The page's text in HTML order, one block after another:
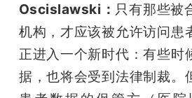
Oscislawski： 只有那些被
机构，才应该被允许访问患
正进入一个新时代：有些时
据，也将会受到法律制裁。